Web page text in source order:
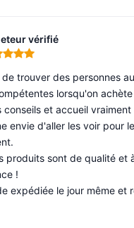
vérifié
: 5 sur 5
trouver des personnes
lorsqu'on
conseils et accueil
envie d'aller les voir pour
produits sont de qualité et
!
expédiée le jour même et